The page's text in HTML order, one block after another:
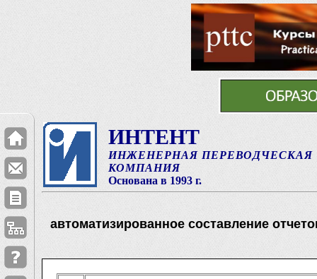
ИНТЕНТ
ИНЖЕНЕРНАЯ ПЕРЕВОДЧЕСКАЯ
КОМПАНИЯ
Основана в 1993 г.
автоматизированное составление